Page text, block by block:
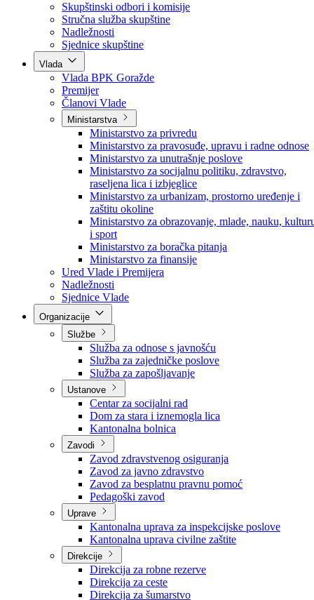
Poslanici po strankama
Poslanici po klubovima naroda
Kolegij skupštine
Skupštinski odbori i komisije
Stručna služba skupštine
Nadležnosti
Sjednice skupštine
Vlada
Vlada BPK Goražde
Premijer
Članovi Vlade
Ministarstva
Ministarstvo za privredu
Ministarstvo za pravosuđe, upravu i radne odnose
Ministarstvo za unutrašnje poslove
Ministarstvo za socijalnu politiku, zdravstvo,
raseljena lica i izbjeglice
Ministarstvo za urbanizam, prostorno uređenje i
zaštitu okoline
Ministarstvo za obrazovanje, mlade, nauku,
i sport
Ministarstvo za boračka pitanja
Ministarstvo za finansije
Ured Vlade i Premijera
Nadležnosti
Sjednice Vlade
Službe
Služba za odnose s javnošću
Služba za zajedničke poslove
Služba za zapošljavanje
Ustanove
Centar za socijalni rad
Dom za stara i iznemogla lica
Kantonalna bolnica
Zavodi
Zavod zdravstvenog osiguranja
Zavod za javno zdravstvo
Zavod za besplatnu pravnu pomoć
Pedagoški zavod
Uprave
Kantonalna uprava za inspekcijske poslove
Kantonalna uprava civilne zaštite
Direkcije